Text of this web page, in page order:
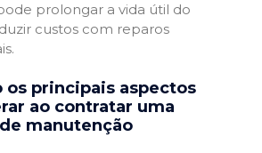
prolongar a vida útil do
custos com reparos
os principais aspectos
ao contratar uma
manutenção